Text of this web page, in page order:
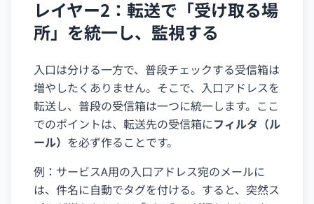
レイヤー2：転送で「受け取る場
所」を統一し、監視する
入口は分ける一方で、普段チェックする受信箱は
増やしたくありません。そこで、入口アドレスを
転送し、普段の受信箱は一つに統一します。ここ
でのポイントは、転送先の受信箱にフィルタ（ル
ール） を必ず作ることです。
例：サービスA用の入口アドレス宛のメールに
は、件名に自動でタグを付ける。すると、突然ス